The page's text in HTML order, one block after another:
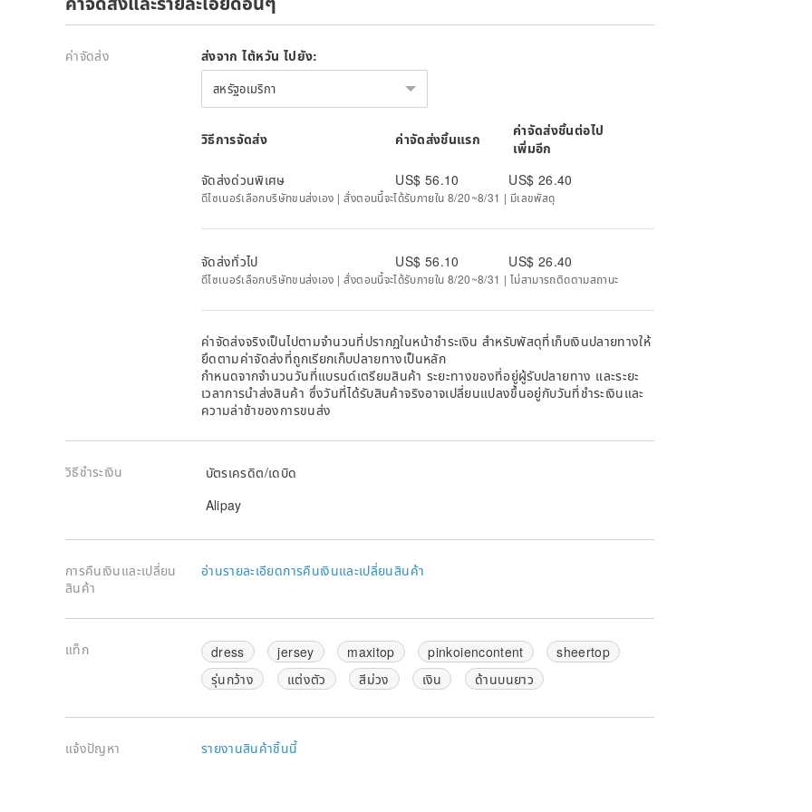
ค่าจัดส่ง ส่งจาก ไต้หวัน ไปยัง:
สหรัฐอเมริกา
วิธีการจัดส่ง ค่าจัดส่งชิ้นแรก
ค่าจัดส่งชิ้นต่อไป
เพิ่มอีก
จัดส่งด่วนพิเศษ
US$ 56.10 US$ 26.40
ดีไซเนอร์เลือกบริษัทขนส่งเอง | สั่งตอนนี้จะได้รับภายใน 8/20~8/31 | มีเลขพัสดุ
จัดส่งทั่วไป US$ 56.10 US$ 26.40
ดีไซเนอร์เลือกบริษัทขนส่งเอง | สั่งตอนนี้จะได้รับภายใน 8/20~8/31 | ไม่สามารถติดตามสถานะ
ค่าจัดส่งจริงเป็นไปตามจำนวนที่ปรากฏในหน้าชำระเงิน สำหรับพัสดุที่เก็บเงินปลายทางให้
ยึดตามค่าจัดส่งที่ถูกเรียกเก็บปลายทางเป็นหลัก
กำหนดจากจำนวนวันที่แบรนด์เตรียมสินค้า ระยะทางของที่อยู่ผู้รับปลายทาง และระยะ
เวลาการนำส่งสินค้า ซึ่งวันที่ได้รับสินค้าจริงอาจเปลี่ยนแปลงขึ้นอยู่กับวันที่ชำระเงินและ
ความล่าช้าของการขนส่ง
วิธีชำระเงิน
บัตรเครดิต/เดบิด
Alipay
การคืนเงินและเปลี่ยน
สินค้า
อ่านรายละเอียดการคืนเงินและเปลี่ยนสินค้า
แท็ก dress jersey maxitop pinkoiencontent
sheertop
รุ่นกว้าง
แต่งตัว สีม่วง เงิน ด้านบนยาว
แจ้งปัญหา รายงานสินค้าชิ้นนี้